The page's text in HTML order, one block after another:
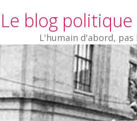
Le blog
L'humain d'abord, pas